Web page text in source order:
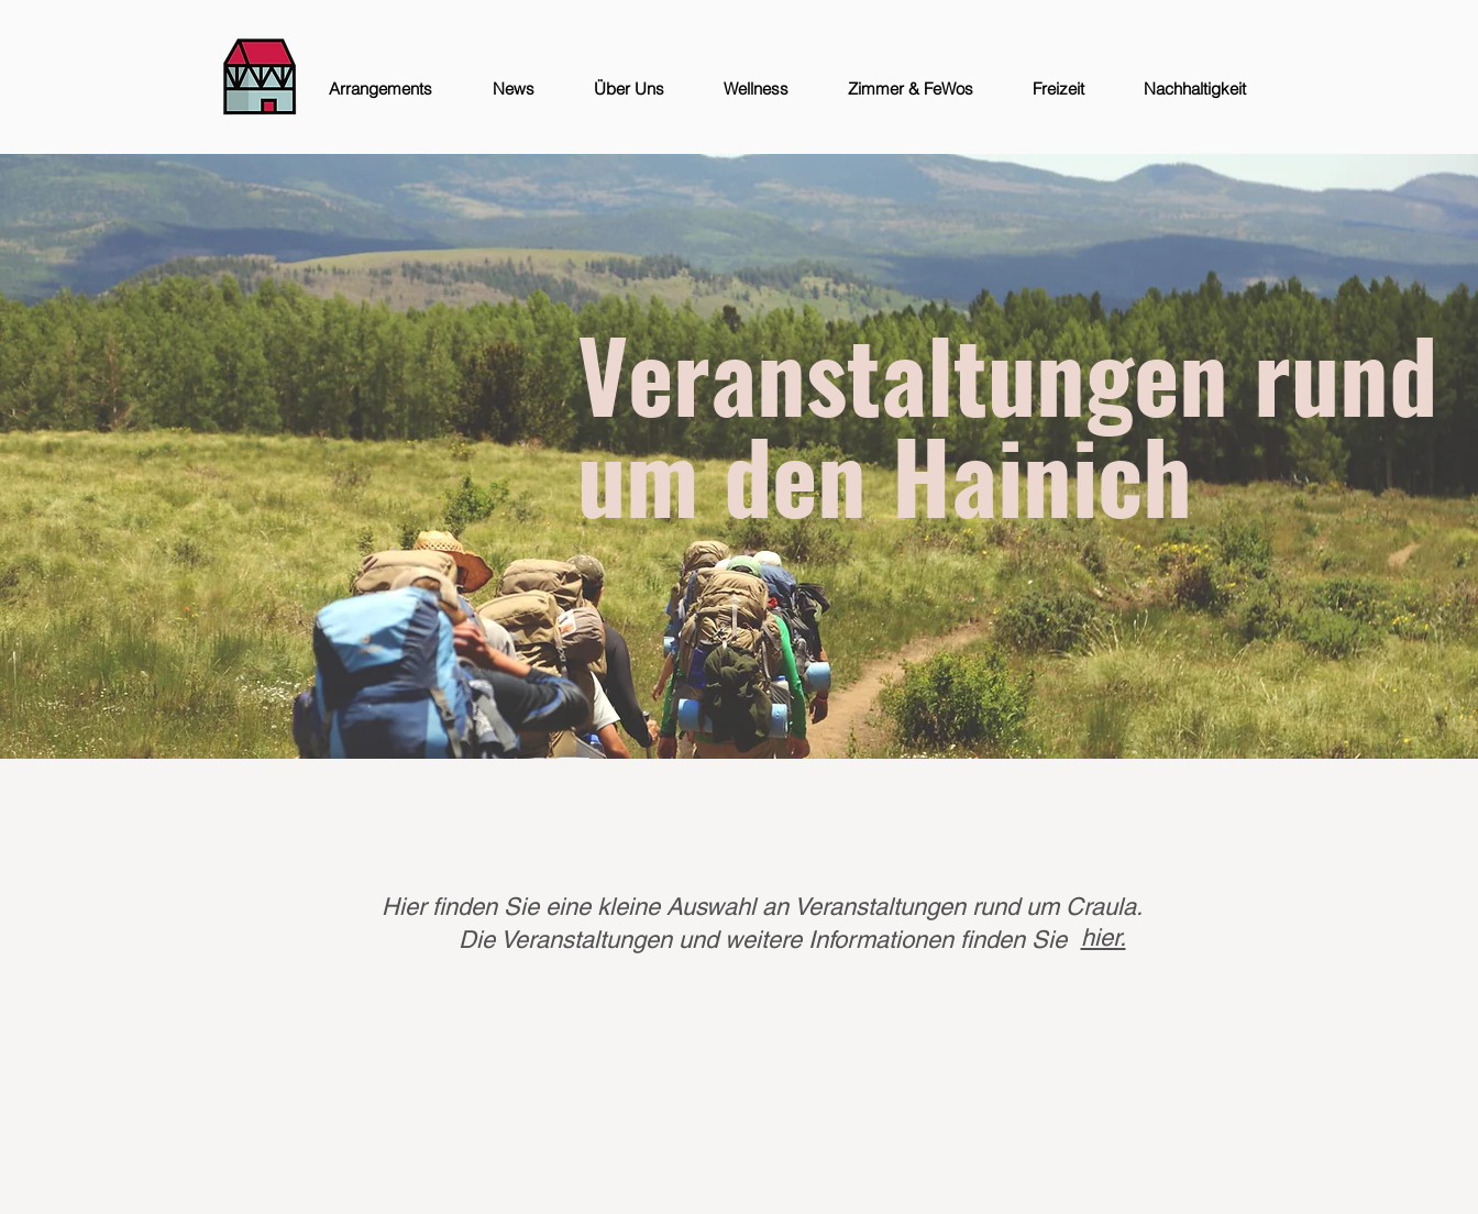
Arrangements News Über Uns Wellness Zimmer & FeWos Freizeit Nachhaltigkeit
Veranstaltungen rund
um den Hainich
Hier finden Sie eine kleine Auswahl an Veranstaltungen rund um Craula.
Die Veranstaltungen und weitere Informationen finden Sie hier.